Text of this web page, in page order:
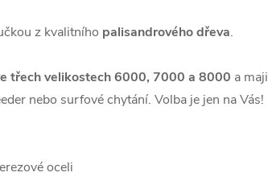
z kvalitního palisandrového dřeva.
třech velikostech 6000, 7000 a 8000 a maji
nebo surfové chytání. Volba je jen na Vás!
oceli